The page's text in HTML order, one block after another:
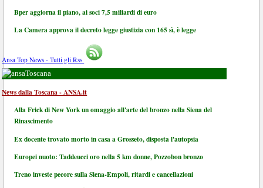
Bper aggiorna il piano, ai soci 7,5 miliardi di euro
La Camera approva il decreto legge giustizia con 165 sì, è legge
Ansa Top News - Tutti gli Rss
Toscana
News dalla Toscana - ANSA.it
Alla Frick di New York un omaggio all'arte del bronzo nella Siena del
Rinascimento
Ex docente trovato morto in casa a Grosseto, disposta l'autopsia
Europei nuoto: Taddeucci oro nella 5 km donne, Pozzobon bronzo
Treno investe pecore sulla Siena-Empoli, ritardi e cancellazioni